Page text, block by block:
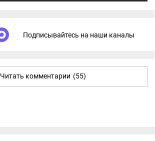
Подписывайтесь на наши каналы
Читать комментарии (55)